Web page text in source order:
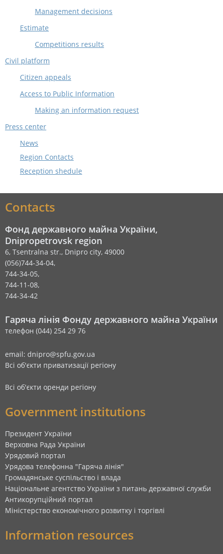
Management decisions
Estimate
Competitions results
Civil platform
Citizen appeals
Access to Public Information
Making an information request
Press center
News
Region Contacts
Reception shedule
Contacts
Фонд державного майна України,
Dnipropetrovsk region
6, Tsentralna str., Dnipro city, 49000
(056)744-34-04,
744-34-05,
744-11-08,
744-34-42
Гаряча лінія Фонду державного майна України
телефон (044) 254 29 76
email: dnipro@spfu.gov.ua
Всі об'єкти приватизації регіону
Всі об'єкти оренди регіону
Government institutions
Президент України
Верховна Рада України
Урядовий портал
Урядова телефонна "Гаряча лінія"
Громадянське суспільство і влада
Національне агентство України з питань державної служби
Антикорупційний портал
Міністерство економічного розвитку і торгівлі
Information resources